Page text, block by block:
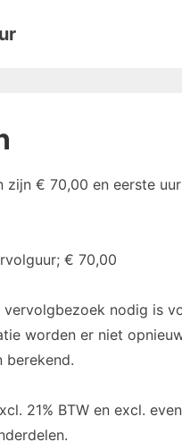
zijn € 70,00 en eerste
€ 70,00
vervolgbezoek nodig is
worden er niet
berekend.
21% BTW en excl.